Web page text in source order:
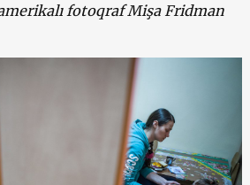
fotoqraf Mişa Fridman